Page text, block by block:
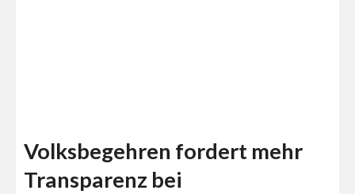
Volksbegehren fordert mehr
Transparenz bei